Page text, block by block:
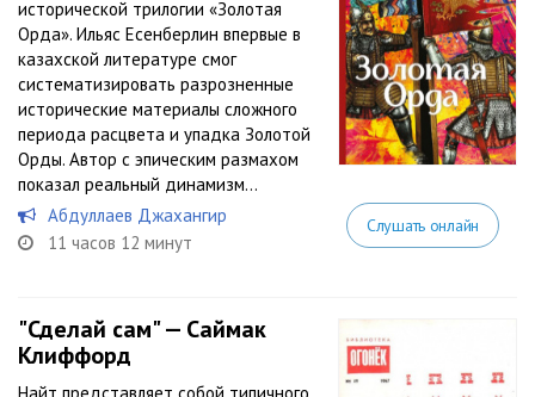
исторической трилогии «Золотая
Орда». Ильяс Есенберлин впервые в
казахской литературе смог
систематизировать разрозненные
исторические материалы сложного
периода расцвета и упадка Золотой
Орды. Автор с эпическим размахом
показал реальный динамизм...
Абдуллаев Джахангир
11 часов 12 минут
Слушать онлайн
"Сделай сам" — Саймак
Клиффорд